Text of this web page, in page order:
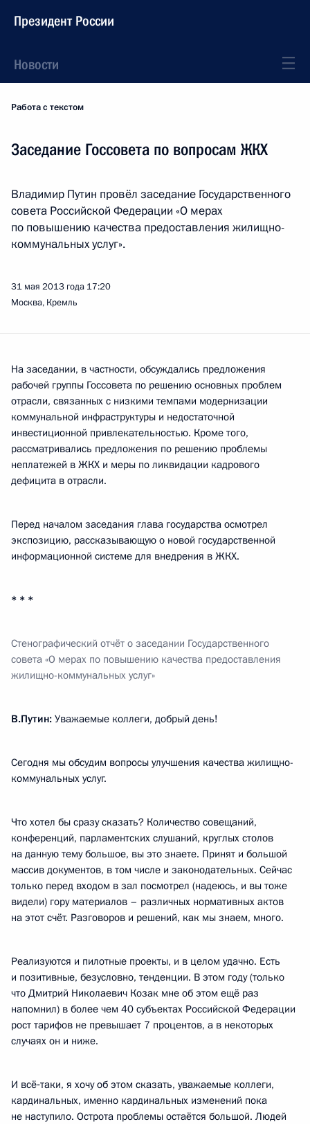
Президент России
Новости
Работа с текстом
Заседание Госсовета по вопросам ЖКХ
Владимир Путин провёл заседание Государственного
совета Российской Федерации «О мерах
по повышению качества предоставления жилищно-
коммунальных услуг».
31 мая 2013 года 17:20
Москва, Кремль
На заседании, в частности, обсуждались предложения
рабочей группы Госсовета по решению основных проблем
отрасли, связанных с низкими темпами модернизации
коммунальной инфраструктуры и недостаточной
инвестиционной привлекательностью. Кроме того,
рассматривались предложения по решению проблемы
неплатежей в ЖКХ и меры по ликвидации кадрового
дефицита в отрасли.
Перед началом заседания глава государства осмотрел
экспозицию, рассказывающую о новой государственной
информационной системе для внедрения в ЖКХ.
* * *
Стенографический отчёт о заседании Государственного
совета «О мерах по повышению качества предоставления
жилищно-коммунальных услуг»
В.Путин: Уважаемые коллеги, добрый день!
Сегодня мы обсудим вопросы улучшения качества жилищно-
коммунальных услуг.
Что хотел бы сразу сказать? Количество совещаний,
конференций, парламентских слушаний, круглых столов
на данную тему большое, вы это знаете. Принят и большой
массив документов, в том числе и законодательных. Сейчас
только перед входом в зал посмотрел (надеюсь, и вы тоже
видели) гору материалов – различных нормативных актов
на этот счёт. Разговоров и решений, как мы знаем, много.
Реализуются и пилотные проекты, и в целом удачно. Есть
и позитивные, безусловно, тенденции. В этом году (только
что Дмитрий Николаевич Козак мне об этом ещё раз
напомнил) в более чем 40 субъектах Российской Федерации
рост тарифов не превышает 7 процентов, а в некоторых
случаях он и ниже.
И всё‑таки, я хочу об этом сказать, уважаемые коллеги,
кардинальных, именно кардинальных изменений пока
не наступило. Острота проблемы остаётся большой. Людей